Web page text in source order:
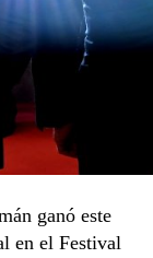
ganó este
en el Festival